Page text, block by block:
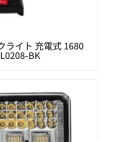
ライト 充電式 1680
BK